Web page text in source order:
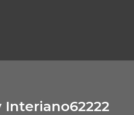
Interiano62222